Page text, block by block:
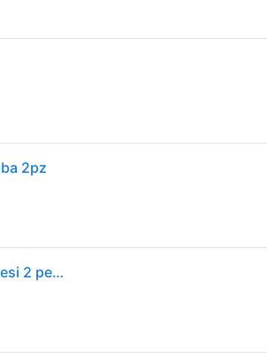
2pz
Avent ultra air succhietto papa/balloon femmina 6-18 mesi 2 pezzi